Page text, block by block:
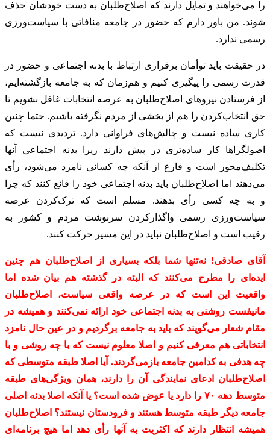
را می‌خواهند و تمایل دارند که اصلاح‌طلبان به دست خودشان حذف
شوند. من باور دارم که حضور در جامعه منافاتی با سیاست‌ورزی
رسمی ندارد.
در حقیقت باید توأمان برقراری ارتباط با بدنه اجتماعی و حضور در
قدرت رسمی را پیگیری کنیم و هم‌زمان که به جامعه بازگشته‌ایم،
از فرستادن نیروهای اصلاح‌طلبان به عرصه انتخابات غافل نشویم تا
حق انتخاب‌کردن را هم از بخشی از مردم نگرفته باشیم. حتما چنین
کاری ساده نیست و چالش‌های فراوانی دارد. تردیدی نیست که
اصولگراها کار ساده‌تری در پیش دارند زیرا بدنه اجتماعی آنها
تکلیف‌محور است و فارغ از آنکه چه کسانی نامزد می‌شود، رأی
می‌دهند اما اصلاح‌طلبان باید بدنه اجتماعی خود را قانع کنند که چرا
و به چه کسی رأی بدهند. مسلم است که ترک‌کردن عرصه
سیاست‌ورزی رسمی واگذارکردن سرنوشت مردم و کشور به
رقیب است و اصلاح‌طلبان نباید در این مسیر حرکت کنند.
آقای صادقی! نه‌تنها شما بلکه بسیاری از اصلاح‌طلبان هم چنین
ایده‌ای را مطرح می‌کنند که البته در گذشته هم بیان ‌شده اما
واقعیت این است که در عرصه واقعی سیاست، اصلاح‌طلبان
مانیفست روشنی به بدنه اجتماعی خود ارائه نمی‌کنند و همیشه در
مقام شعار می‌گویند که باید به جامعه برگردیم و در عین حال نامزد
انتخاباتی هم معرفی کنیم و اصلا معلوم نیست که با چه روشی و با
چه هدفی به کدامین جامعه بازمی‌گردند. آیا اصلا طبقه متوسطی که
اصلاح‌طلبان ادعای نمایندگی آن را دارند، همان ویژگی‌های طبقه
متوسط دهه ۷۰ را دارد یا عوض شده است؟ یا آنکه اصلا بدنه اصلی
جامعه دیگر طبقه متوسط هستند و فرودستان‌ نیستند؟ اصلاح‌طلبان
همیشه انتظار دارند که اکثریت به آنها رأی دهد اما هیچ برنامه‌ای